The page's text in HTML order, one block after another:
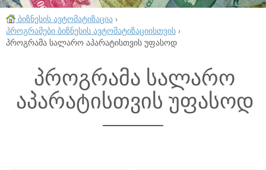
ბიზნესის ავტომატიზაცია ›
პროგრამები ბიზნესის ავტომატიზაციისთვის ›
პროგრამა სალარო აპარატისთვის უფასოდ
პროგრამა სალარო
აპარატისთვის უფასოდ